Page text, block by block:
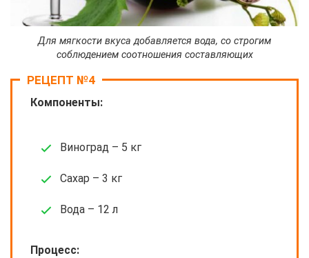
Для мягкости вкуса добавляется вода, со строгим
соблюдением соотношения составляющих
РЕЦЕПТ №4
Компоненты:
Виноград – 5 кг
Сахар – 3 кг
Вода – 12 л
Процесс: